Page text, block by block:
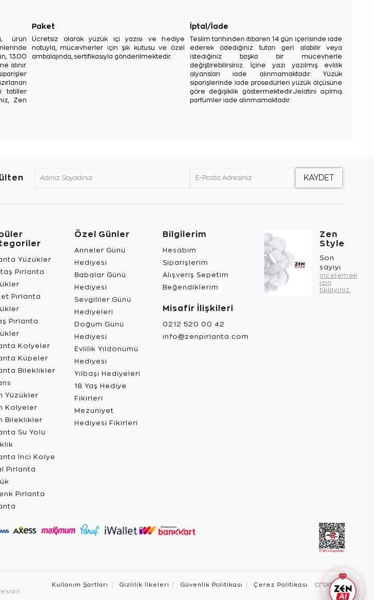
ürün
13.00
alınır.
tatiller
Zen
Paket
Ücretsiz olarak yüzük içi yazısı ve hediye
notuyla, mücevherler için şık kutusu ve özel
ambalajında, sertifikasıyla gönderilmektedir.
İptal/İade
Teslim tarihinden itibaren 14 gün içerisinde iade
ederek ödediğiniz tutarı geri alabilir veya
istediğiniz başka bir mücevherle
değiştirebilirsiniz. İçine yazı yazılmış evlilik
alyansları iade alınmamaktadır. Yüzük
siparişlerinde iade prosedürleri yüzük ölçüsüne
göre değişiklik göstermektedir.Jelatini açılmış
parfümler iade alınmamaktadır.
Yüzükler
Pırlanta
Pırlanta
Pırlanta
Kolyeler
Küpeler
Bileklikler
Yüzükler
Kolyeler
Bileklikler
Su Yolu
İnci Kolye
Pırlanta
Pırlanta
Özel Günler
Anneler Günü
Hediyesi
Babalar Günü
Hediyesi
Sevgililer Günü
Hediyeleri
Doğum Günü
Hediyesi
Evlilik Yıldönümü
Hediyesi
Yılbaşı Hediyeleri
18 Yaş Hediye
Fikirleri
Mezuniyet
Hediyesi Fikirleri
Bilgilerim
Hesabım
Siparişlerim
Alışveriş Sepetim
Beğendiklerim
Misafir İlişkileri
0212 520 00 42
info@zenpirlanta.com
Zen
Style
Son
sayıyı
incelemek
için
tıklayınız.
Kullanım Şartları Gizlilik İlkeleri Güvenlik Politikası Çerez Politikası